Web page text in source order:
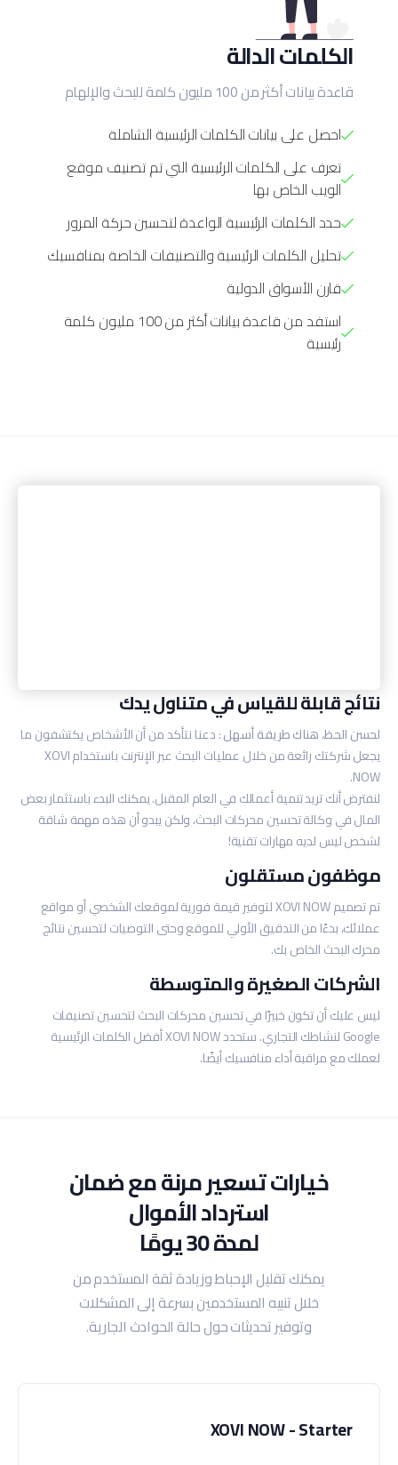
الكلمات الدالة
قاعدة بيانات أكثر من 100 مليون كلمة للبحث والإلهام
احصل على بيانات الكلمات الرئيسية الشاملة
تعرف على الكلمات الرئيسية التي تم تصنيف موقع
الويب الخاص بها
حدد الكلمات الرئيسية الواعدة لتحسين حركة المرور
تحليل الكلمات الرئيسية والتصنيفات الخاصة بمنافسيك
قارن الأسواق الدولية
استفد من قاعدة بيانات أكثر من 100 مليون كلمة
رئيسية
نتائج قابلة للقياس في متناول يدك
لحسن الحظ، هناك طريقة أسهل: دعنا نتأكد من أن الأشخاص يكتشفون ما
يجعل شركتك رائعة من خلال عمليات البحث عبر الإنترنت باستخدام XOVI
NOW.
لنفترض أنك تريد تنمية أعمالك في العام المقبل. يمكنك البدء باستثمار بعض
المال في وكالة تحسين محركات البحث، ولكن يبدو أن هذه مهمة شاقة
لشخص ليس لديه مهارات تقنية!
موظفون مستقلون
تم تصميم XOVI NOW لتوفير قيمة فورية لموقعك الشخصي أو مواقع
عملائك، بدءًا من التدقيق الأولي للموقع وحتى التوصيات لتحسين نتائج
محرك البحث الخاص بك.
الشركات الصغيرة والمتوسطة
ليس عليك أن تكون خبيرًا في تحسين محركات البحث لتحسين تصنيفات
Google لنشاطك التجاري. ستحدد XOVI NOW أفضل الكلمات الرئيسية
لعملك مع مراقبة أداء منافسيك أيضًا.
خيارات تسعير مرنة مع ضمان
استرداد الأموال
لمدة 30 يومًا
يمكنك تقليل الإحباط وزيادة ثقة المستخدم من
خلال تنبيه المستخدمين بسرعة إلى المشكلات
وتوفير تحديثات حول حالة الحوادث الجارية.
XOVI NOW - Starter